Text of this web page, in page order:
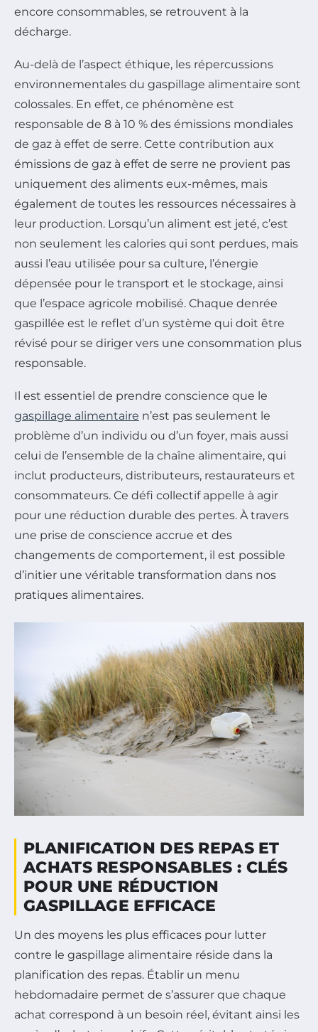
encore consommables, se retrouvent à la
décharge.
Au-delà de l’aspect éthique, les répercussions
environnementales du gaspillage alimentaire sont
colossales. En effet, ce phénomène est
responsable de 8 à 10 % des émissions mondiales
de gaz à effet de serre. Cette contribution aux
émissions de gaz à effet de serre ne provient pas
uniquement des aliments eux-mêmes, mais
également de toutes les ressources nécessaires à
leur production. Lorsqu’un aliment est jeté, c’est
non seulement les calories qui sont perdues, mais
aussi l’eau utilisée pour sa culture, l’énergie
dépensée pour le transport et le stockage, ainsi
que l’espace agricole mobilisé. Chaque denrée
gaspillée est le reflet d’un système qui doit être
révisé pour se diriger vers une consommation plus
responsable.
Il est essentiel de prendre conscience que le
gaspillage alimentaire n’est pas seulement le
problème d’un individu ou d’un foyer, mais aussi
celui de l’ensemble de la chaîne alimentaire, qui
inclut producteurs, distributeurs, restaurateurs et
consommateurs. Ce défi collectif appelle à agir
pour une réduction durable des pertes. À travers
une prise de conscience accrue et des
changements de comportement, il est possible
d’initier une véritable transformation dans nos
pratiques alimentaires.
PLANIFICATION DES REPAS ET
ACHATS RESPONSABLES : CLÉS
POUR UNE RÉDUCTION
GASPILLAGE EFFICACE
Un des moyens les plus efficaces pour lutter
contre le gaspillage alimentaire réside dans la
planification des repas. Établir un menu
hebdomadaire permet de s’assurer que chaque
achat correspond à un besoin réel, évitant ainsi les